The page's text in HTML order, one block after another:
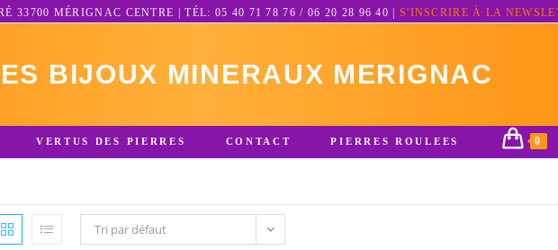
33700 MÉRIGNAC CENTRE | TÉL: 05 40 71 78 76 / 06 20 28 96 40 | S'INSCRIRE À LA
BIJOUX MINERAUX MERIGNAC
VERTUS DES PIERRES CONTACT PIERRES ROULEES 0
Tri par défaut